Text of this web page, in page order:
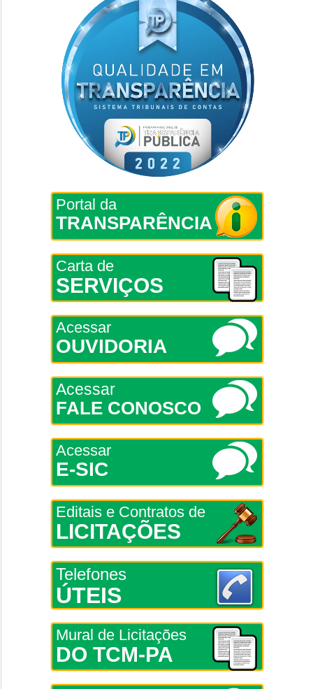
Portal da
TRANSPARÊNCIA
Carta de
SERVIÇOS
Acessar
OUVIDORIA
Acessar
FALE CONOSCO
Acessar
E-SIC
Editais e Contratos de
LICITAÇÕES
Telefones
ÚTEIS
Mural de Licitações
DO TCM-PA